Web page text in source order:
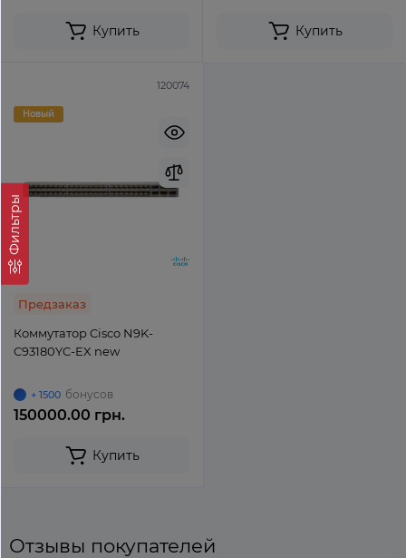
Фильтры
Купить Купить
120074
Новый
Предзаказ
Коммутатор Cisco N9K-
C93180YC-EX new
+ 1500 бонусов
150000.00 грн.
Купить
Отзывы покупателей